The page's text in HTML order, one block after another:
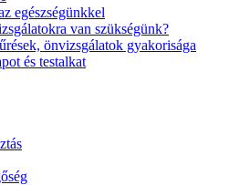
egészségünkkel
van szükségünk?
önvizsgálatok gyakorisága
és testalkat